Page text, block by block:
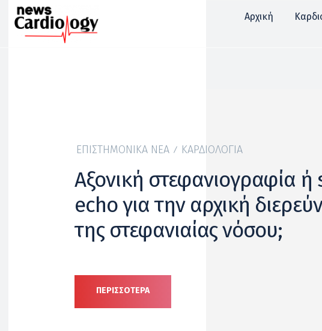
Αρχική
ΕΠΙΣΤΗΜΟΝΙΚΆ ΝΈΑ ΚΑΡΔΙΟΛΟΓΊΑ
Αξονική στεφανιογραφία ή
echo για την αρχική
της στεφανιαίας νόσου;
ΠΕΡΙΣΣΟΤΕΡΑ